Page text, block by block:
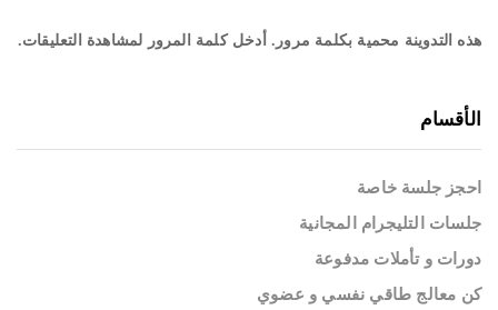
هذه التدوينة محمية بكلمة مرور. أدخل كلمة المرور لمشاهدة التعليقات.
الأقسام
احجز جلسة خاصة
جلسات التليجرام المجانية
دورات و تأملات مدفوعة
كن معالج طاقي نفسي و عضوي